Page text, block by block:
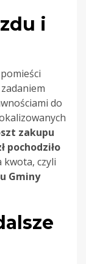
i
do
zakupu
pochodziło
kwota, czyli
Gminy